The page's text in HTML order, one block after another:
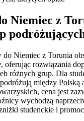
Niemiec z
Niemiec z Torunia
oferując rozwiązania
różnych grup. Dla
między Polską
cena jest
wychodzą
studenckie i